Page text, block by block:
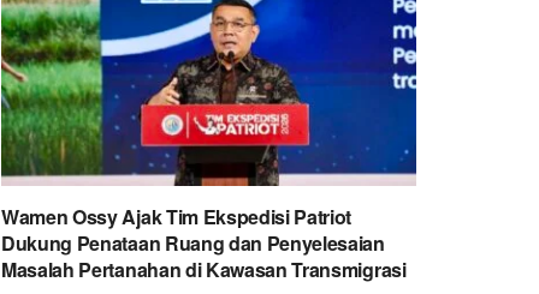
Wamen Ossy Ajak Tim Ekspedisi Patriot
Dukung Penataan Ruang dan Penyelesaian
Masalah Pertanahan di Kawasan Transmigrasi